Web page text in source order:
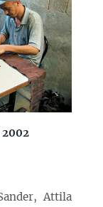
2002
Attila